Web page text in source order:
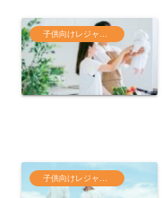
子供向けレジャー・遊び場
子供向けレジャー・遊び場